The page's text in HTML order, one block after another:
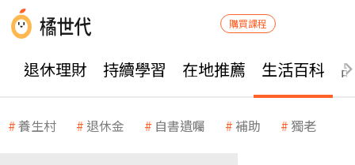
購買課程
退休理財 持續學習 在地推薦 生活百科
養生村 退休金 自書遺囑 補助 獨老